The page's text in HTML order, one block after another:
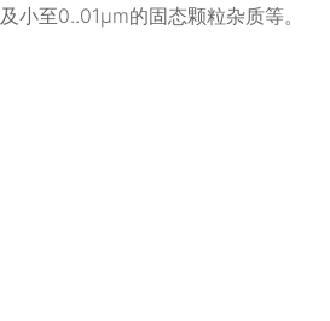
小至0..01μm的固态颗粒杂质等。